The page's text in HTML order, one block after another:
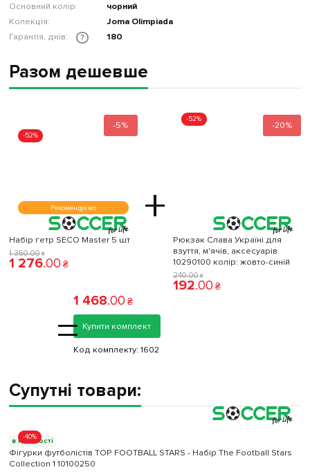
Основний колір:
чорний
Колекція:
Joma Olimpiada
Гарантія, днів:
? 180
Разом дешевше
-5%
Рекомендуємо
-52%
+
Набір гетр SECO Master 5 шт
1 350.00 ₴
1 276.00 ₴
-20%
-52%
Рюкзак Слава Україні для
взуття, м'ячів, аксесуарів
10290100 колiр: жовто-синій
240.00 ₴
192.00 ₴
=
1 468.00 ₴
Купити комплект
Код комплекту: 1602
Супутні товари:
-40%
в наявності
Фігурки футболістів TOP FOOTBALL STARS - Набір The Football Stars
Collection 1 10100250